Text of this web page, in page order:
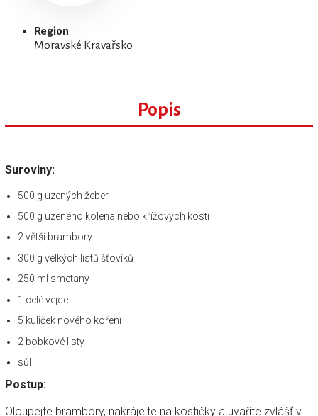
Region
Moravské Kravařsko
Popis
Suroviny:
500 g uzených žeber
500 g uzeného kolena nebo křížových kostí
2 větší brambory
300 g velkých listů šťovíků
250 ml smetany
1 celé vejce
5 kuliček nového koření
2 bobkové listy
sůl
Postup:
Oloupejte brambory, nakrájejte na kostičky a uvaříte zvlášť v